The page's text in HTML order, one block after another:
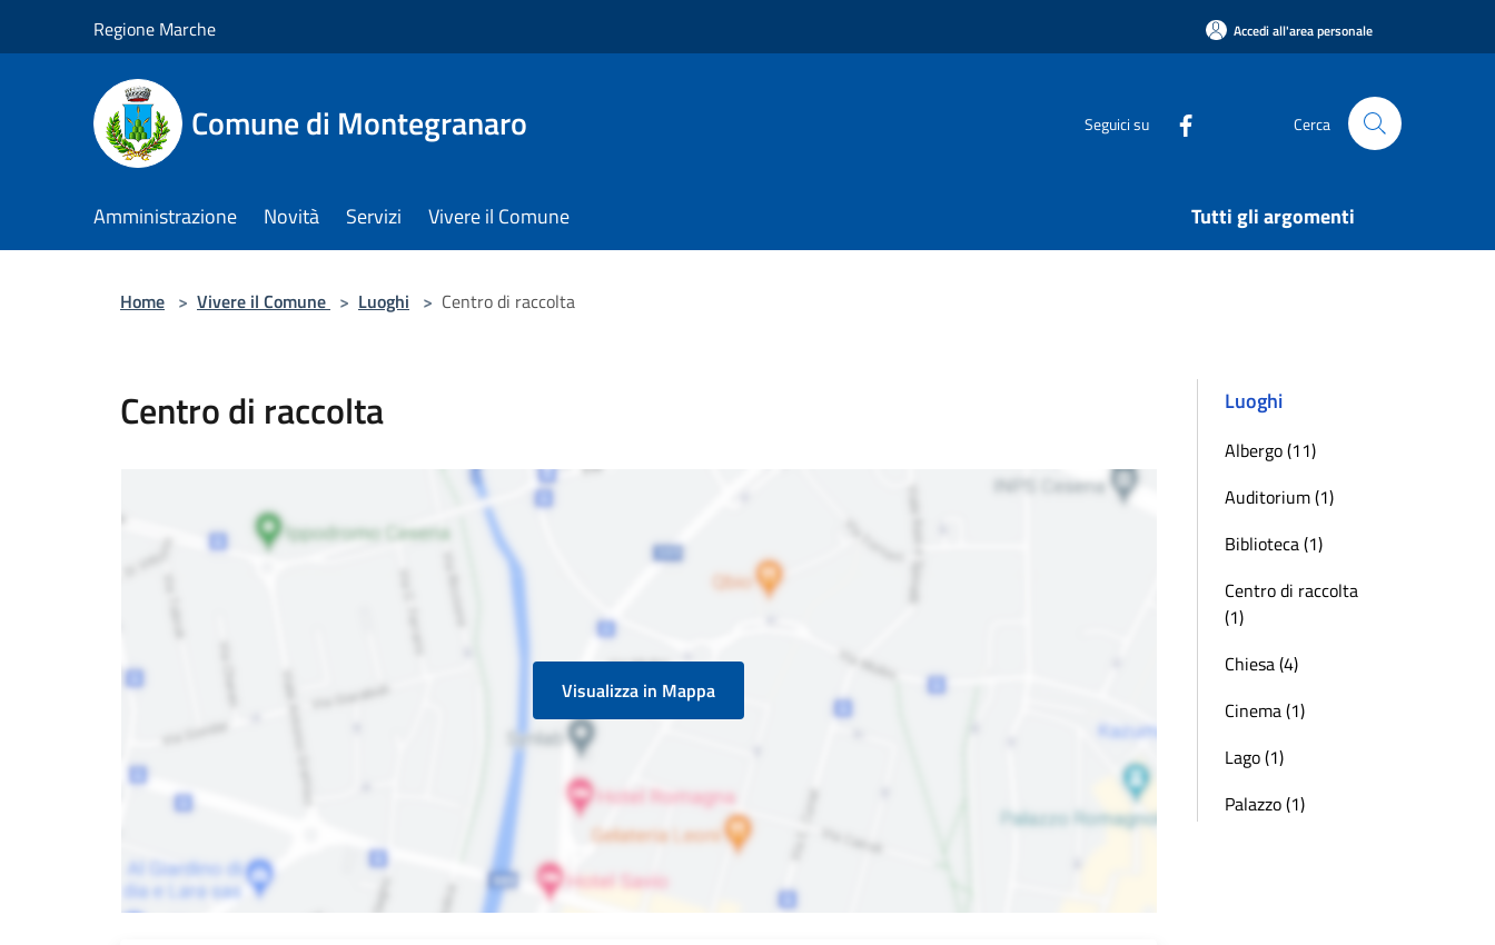
Regione Marche Accedi all'area personale
Comune di Montegranaro Seguici su Cerca
Amministrazione Novità Servizi Vivere il Comune Tutti gli argomenti
Home > Vivere il Comune > Luoghi > Centro di raccolta
Centro di raccolta
Visualizza in Mappa
Luoghi
Albergo (11)
Auditorium (1)
Biblioteca (1)
Centro di raccolta
(1)
Chiesa (4)
Cinema (1)
Lago (1)
Palazzo (1)